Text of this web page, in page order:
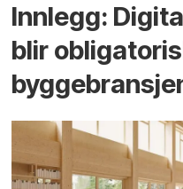
Innlegg:
blir